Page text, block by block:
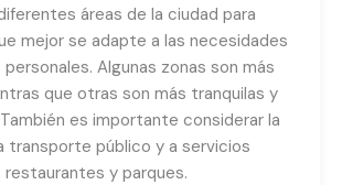
áreas de la ciudad para
mejor se adapte a las necesidades
Algunas zonas son más
que otras son más tranquilas y
es importante considerar la
transporte público y a servicios
y parques.